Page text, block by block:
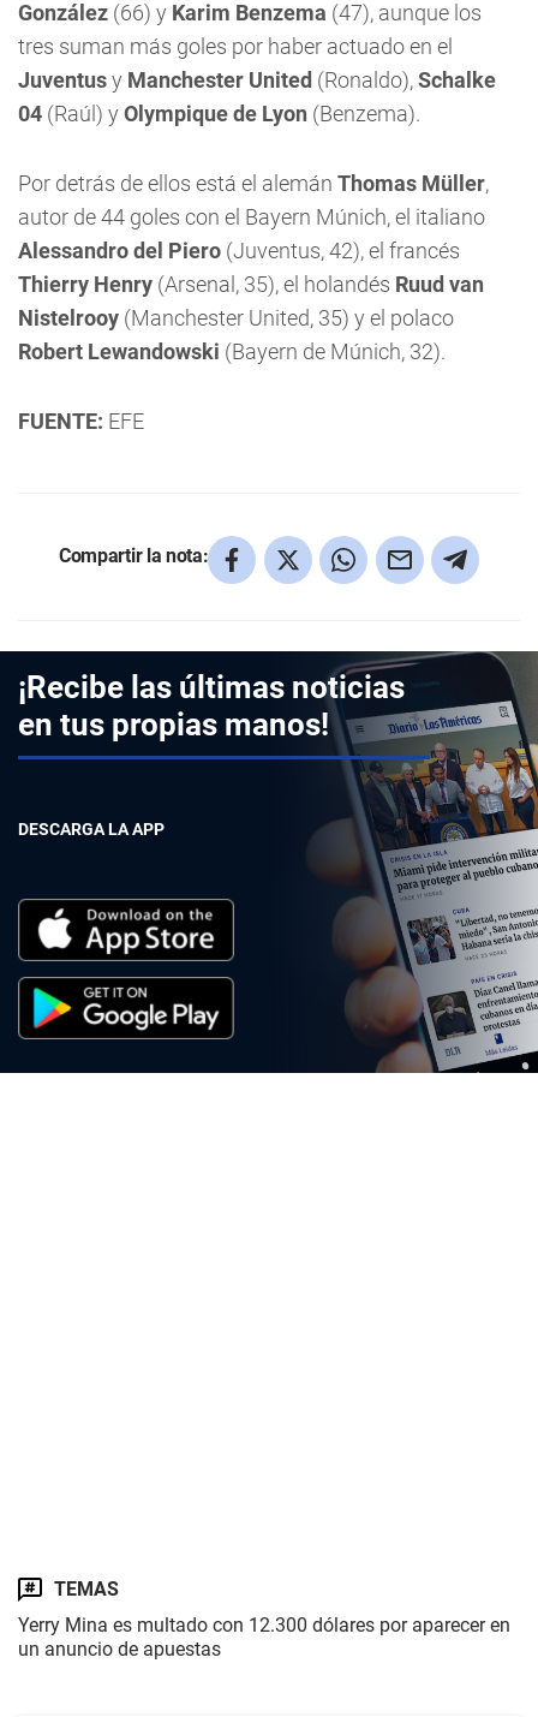
González (66) y Karim Benzema (47), aunque los
tres suman más goles por haber actuado en el
Juventusy Manchester United (Ronaldo),Schalke
04 (Raúl) y Olympique de Lyon (Benzema).
Por detrás de ellos está el alemán Thomas Müller,
autor de 44 goles con el Bayern Múnich, el italiano
Alessandro del Piero (Juventus, 42), el francés
Thierry Henry (Arsenal, 35), el holandés Ruud van
Nistelrooy (Manchester United, 35) y el polaco
Robert Lewandowski (Bayern de Múnich, 32).
FUENTE: EFE
Compartir la nota:
¡Recibe las últimas noticias
en tus propias manos!
DESCARGA LA APP
TEMAS
Yerry Mina es multado con 12.300 dólares por aparecer en
un anuncio de apuestas